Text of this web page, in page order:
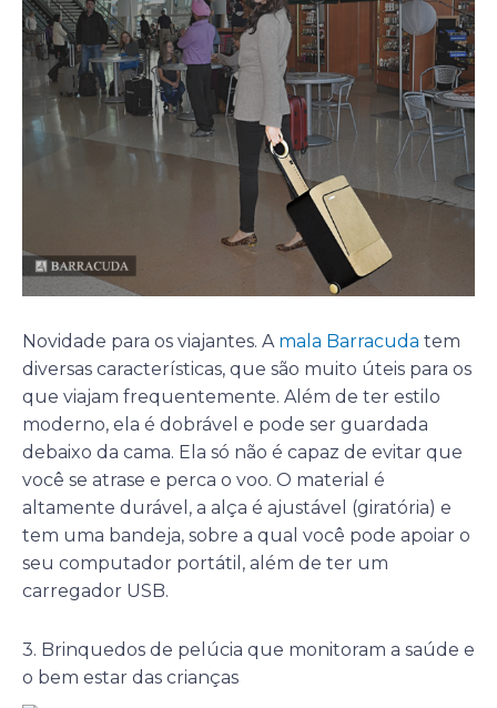
Novidade para os viajantes. A mala Barracuda tem
diversas características, que são muito úteis para os
que viajam frequentemente. Além de ter estilo
moderno, ela é dobrável e pode ser guardada
debaixo da cama. Ela só não é capaz de evitar que
você se atrase e perca o voo. O material é
altamente durável, a alça é ajustável (giratória) e
tem uma bandeja, sobre a qual você pode apoiar o
seu computador portátil, além de ter um
carregador USB.
3. Brinquedos de pelúcia que monitoram a saúde e
o bem estar das crianças